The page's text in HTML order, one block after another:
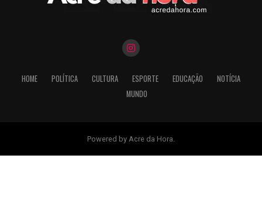
HOME POLÍTICA CULTURA ESPORTE EDUCAÇÃO
NOTÍCIA
MUNDO
Powered by Acre da Hora.